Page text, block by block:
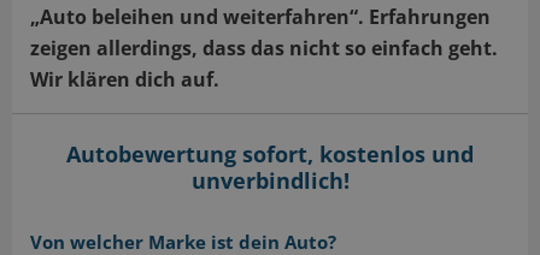
„Auto beleihen und weiterfahren“. Erfahrungen
zeigen allerdings, dass das nicht so einfach geht.
Wir klären dich auf.
Autobewertung sofort, kostenlos und
unverbindlich!
Von welcher Marke ist dein Auto?